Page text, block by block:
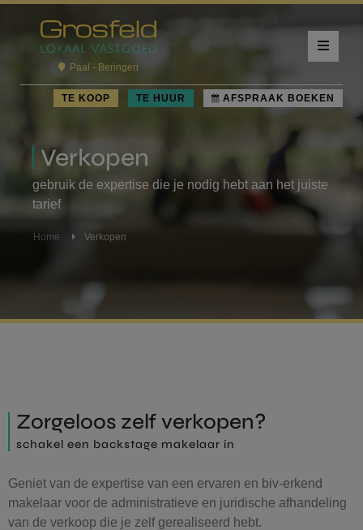
Paal - Beringen
TE KOOP TE HUUR AFSPRAAK BOEKEN
Verkopen
gebruik de expertise die je nodig hebt aan het juiste
tarief
Home Verkopen
Zorgeloos zelf verkopen?
schakel een backstage makelaar in
Geniet van de expertise van een ervaren en biv-erkend
makelaar voor de administratieve en juridische afhandeling
van de verkoop die je zelf gerealiseerd hebt.